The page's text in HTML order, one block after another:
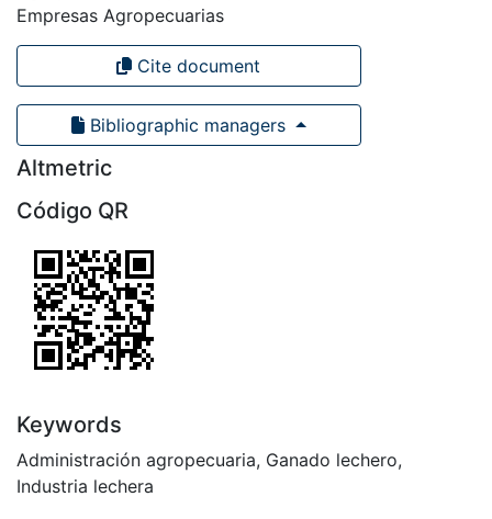
Empresas Agropecuarias
Cite document
Bibliographic managers
Altmetric
Código QR
Keywords
Administración agropecuaria, Ganado lechero,
Industria lechera